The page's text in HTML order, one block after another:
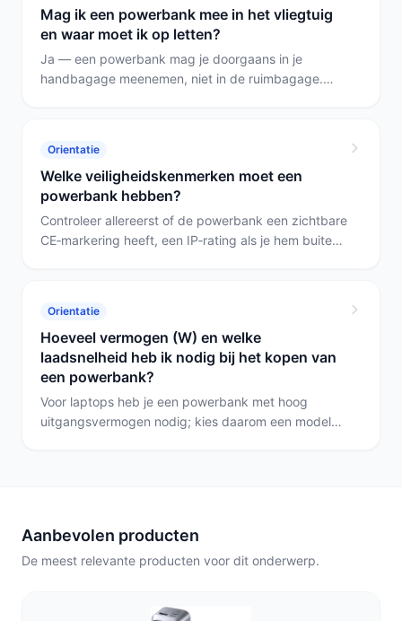
Mag ik een powerbank mee in het vliegtuig
en waar moet ik op letten?
Ja — een powerbank mag je doorgaans in je
handbagage meenemen, niet in de ruimbagage.
Orientatie
Welke veiligheidskenmerken moet een
powerbank hebben?
Controleer allereerst of de powerbank een zichtbare
CE‑markering heeft, een IP‑rating als je hem buiten
zonne‑oplaadoptie of handdynamo handig
(bijvoorbeeld de Solar 20000); voor laptopgebruik
kies je een hoge uitgangsvermogen zoals bij de
Xssive 20000; voor langdurige autonomie is de
Avyra 30000 geschikt.
Orientatie
Hoeveel vermogen (W) en welke
laadsnelheid heb ik nodig bij het kopen van
een powerbank?
Voor laptops heb je een powerbank met hoog
uitgangsvermogen nodig; kies daarom een model
30000 met 30.000 mAh.
Aanbevolen producten
De meest relevante producten voor dit onderwerp.